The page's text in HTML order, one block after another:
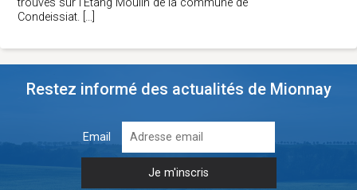
Condeissiat. […]
Restez informé des actualités de Mionnay
Email